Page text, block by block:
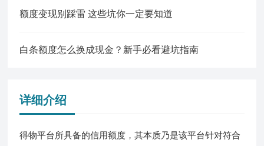
额度变现别踩雷 这些坑你一定要知道
白条额度怎么换成现金？新手必看避坑指南
详细介绍
得物平台所具备的信用额度，其本质乃是该平台针对符合